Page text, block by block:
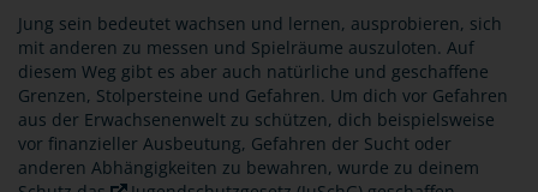
Jung sein bedeutet wachsen und lernen, ausprobieren, sich
mit anderen zu messen und Spielräume auszuloten. Auf
diesem Weg gibt es aber auch natürliche und geschaffene
Grenzen, Stolpersteine und Gefahren. Um dich vor Gefahren
aus der Erwachsenenwelt zu schützen, dich beispielsweise
vor finanzieller Ausbeutung, Gefahren der Sucht oder
anderen Abhängigkeiten zu bewahren, wurde zu deinem